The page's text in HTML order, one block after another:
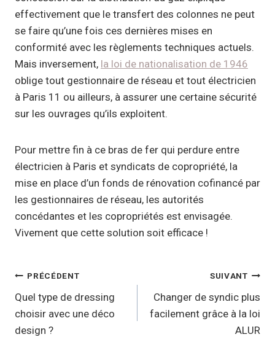
effectivement que le transfert des colonnes ne peut
se faire qu’une fois ces dernières mises en
conformité avec les règlements techniques actuels.
Mais inversement, la loi de nationalisation de 1946
oblige tout gestionnaire de réseau et tout électricien
à Paris 11 ou ailleurs, à assurer une certaine sécurité
sur les ouvrages qu’ils exploitent.
Pour mettre fin à ce bras de fer qui perdure entre
électricien à Paris et syndicats de copropriété, la
mise en place d’un fonds de rénovation cofinancé par
les gestionnaires de réseau, les autorités
concédantes et les copropriétés est envisagée.
Vivement que cette solution soit efficace !
Navigation
de
l’article
PRÉCÉDENT
Quel type de dressing
choisir avec une déco
design ?
SUIVANT
Changer de syndic plus
facilement grâce à la loi
ALUR